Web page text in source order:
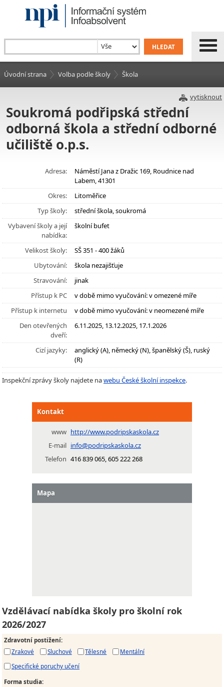
Úvodní strana Volba podle školy Škola
vytisknout
Soukromá podřipská střední
odborná škola a střední odborné
učiliště o.p.s.
Adresa:
Náměstí Jana z Dražic 169, Roudnice nad
Labem, 41301
Okres:
Litoměřice
Typ školy:
střední škola, soukromá
Vybavení školy a její
nabídka:
školní bufet
Velikost školy:
SŠ 351 - 400 žáků
Ubytování:
škola nezajišťuje
Stravování:
jinak
Přístup k PC
v době mimo vyučování: v omezené míře
Přístup k internetu
v době mimo vyučování: v neomezené míře
Den otevřených
dveří:
6.11.2025, 13.12.2025, 17.1.2026
Cizí jazyky:
anglický (A), německý (N), španělský (Š), ruský
(R)
Inspekční zprávy školy najdete nawebu České školní inspekce.
Kontakt
www http://www.podripskaskola.cz
E-mail info@podripskaskola.cz
Telefon 416 839 065, 605 222 268
Mapa
Vzdělávací nabídka školy pro školní rok
2026/2027
Zdravotní postižení:
Zrakové
Sluchové Tělesné
Mentální
Specifické poruchy učení
Forma studia: